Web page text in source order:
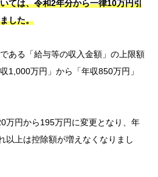
ては、令和2年分から一律10万円引
した。
ある「給与等の収入金額」の上限額
1,000万円」から「年収850万円」
万円から195万円に変更となり、年
以上は控除額が増えなくなりまし